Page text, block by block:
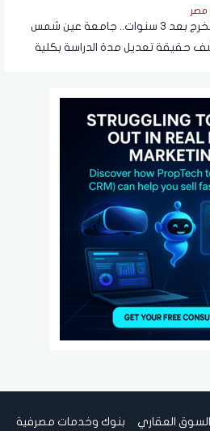
مصر
هتتخرج بعد 3 سنوات.. جامعة عين شمس
حقيقة تعديل مدة الدراسة بكلية
السوق العقاري بنوك وخدمات مصرفية